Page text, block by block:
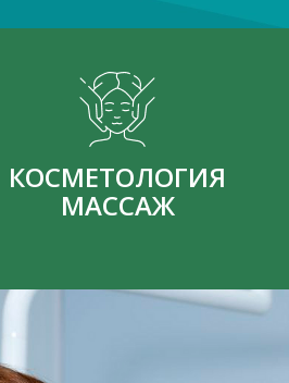
КОСМЕТОЛОГИЯ
МАССАЖ